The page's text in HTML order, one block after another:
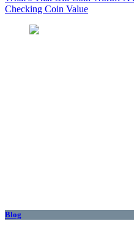
Checking Coin Value
Blog